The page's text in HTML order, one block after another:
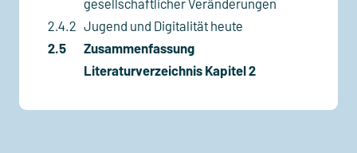
2.4.2 Jugend und Digitalität heute
2.5
Zusammenfassung
Literaturverzeichnis Kapitel 2